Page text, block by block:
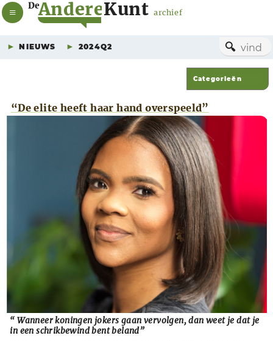
DeAndereKunt archief
NIEUWS 2024Q2 🔍
“De elite heeft haar hand overspeeld”
“ Wanneer koningen jokers gaan vervolgen, dan weet je dat je
in een schrikbewind bent beland”